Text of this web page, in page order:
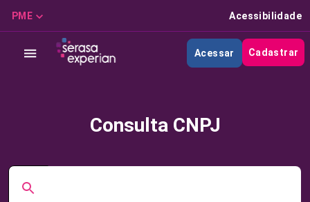
PME Acessibilidade
Acessar Cadastrar
Consulta CNPJ